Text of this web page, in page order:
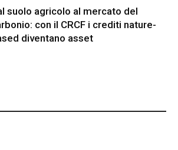
suolo agricolo al mercato del
con il CRCF i crediti nature-
diventano asset